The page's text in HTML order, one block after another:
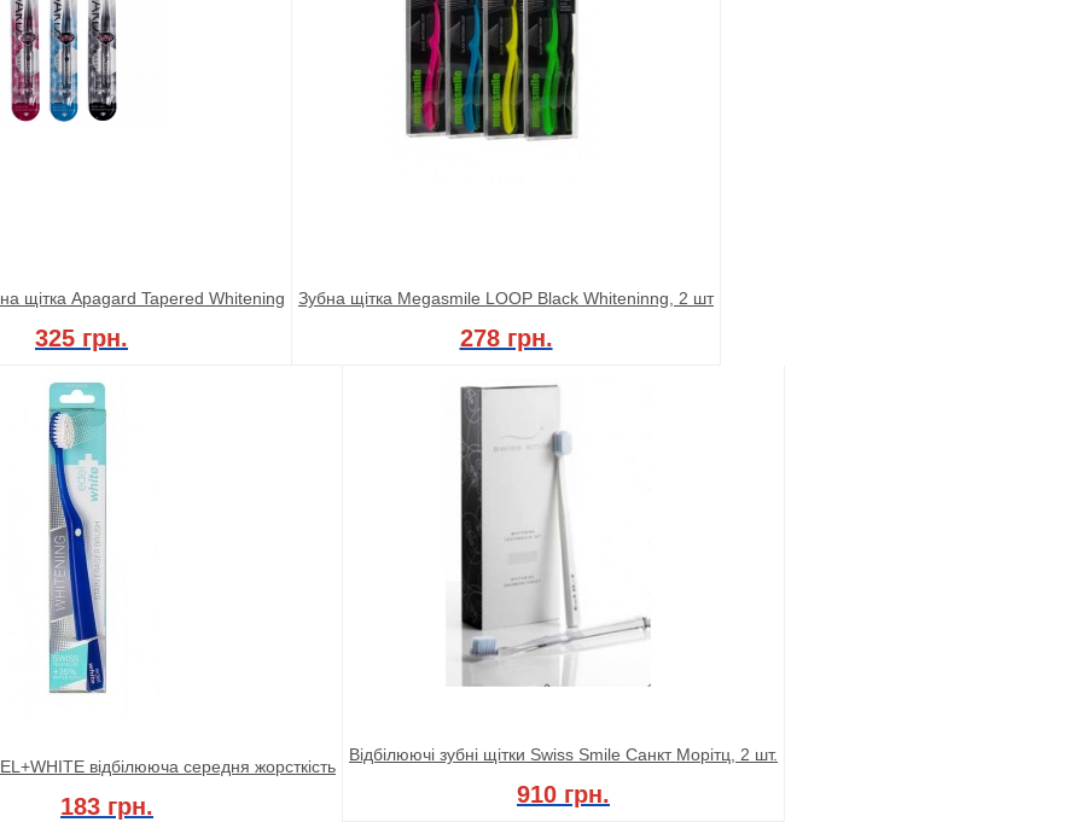
щітка Apagard Tapered Whitening
325 грн.
Зубна щітка Megasmile LOOP Black Whiteninng, 2 шт
278 грн.
відбілююча середня жорсткість
183 грн.
Відбілюючі зубні щітки Swiss Smile Санкт Морітц, 2 шт.
910 грн.